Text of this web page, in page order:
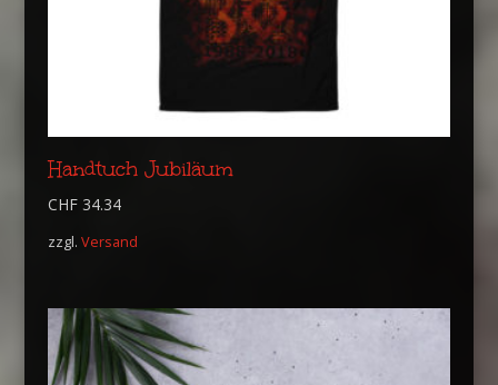
Handtuch Jubiläum
CHF34.34
zzgl. Versand